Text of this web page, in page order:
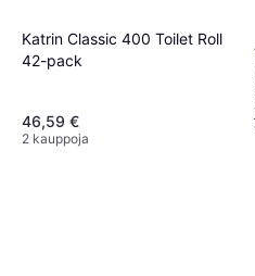
Katrin Classic 400 Toilet Roll
42-pack
46,59 €
2 kauppoja